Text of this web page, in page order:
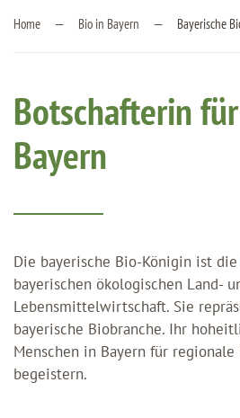
Home Bio in Bayern Bayerische
Botschafterin
Bayern
Die bayerische Bio-Königin ist
bayerischen ökologischen Land-
Lebensmittelwirtschaft. Sie
bayerische Biobranche. Ihr
Menschen in Bayern für
begeistern.